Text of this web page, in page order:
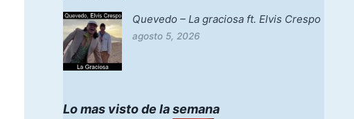
Quevedo – La graciosa ft. Elvis Crespo
agosto 5, 2026
Lo mas visto de la semana